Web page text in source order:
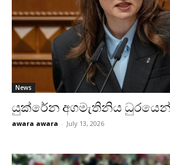
News
යුක්රේන අගමැතිනිය
awara awara - July 13, 2026